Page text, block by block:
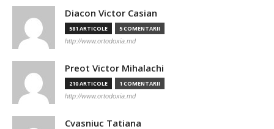
Diacon Victor Casian
581 ARTICOLE 5 COMENTARII
http://www.ortodoxia.md
Preot Victor Mihalachi
210 ARTICOLE 1 COMENTARII
http://www.ortodoxia.md
Cvasniuc Tatiana